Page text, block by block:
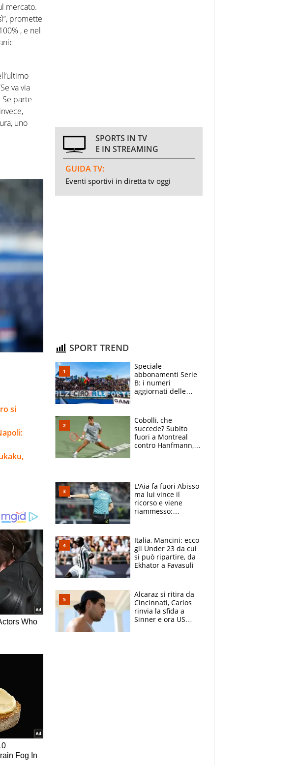
mercato.
promette
, e nel
va via
Se parte
uno
si
SPORTS IN TV
E IN STREAMING
GUIDA TV:
Eventi sportivi in diretta tv oggi
SPORT TREND
Speciale
abbonamenti Serie
B: i numeri
aggiornati delle
Cobolli, che
succede? Subito
fuori a Montreal
contro Hanfmann,
L'Aia fa fuori Abisso
ma lui vince il
ricorso e viene
riammesso:
Italia, Mancini: ecco
gli Under 23 da cui
si può ripartire, da
Ekhator a Favasuli
Alcaraz si ritira da
Cincinnati, Carlos
rinvia la sfida a
Sinner e ora US